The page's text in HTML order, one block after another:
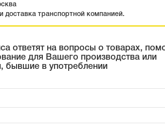
доставка транспортной компанией.
ответят на вопросы о товарах,
для Вашего производства или
бывшие в употреблении